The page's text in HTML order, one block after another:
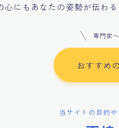
心にもあなたの姿勢が伝わる
専門家
おすすめ
当サイトの目的